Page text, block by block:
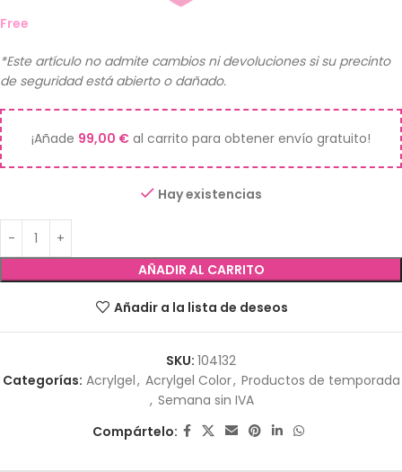
Free
*Este artículo no admite cambios ni devoluciones si su precinto
de seguridad está abierto o dañado.
¡Añade 99,00 € al carrito para obtener envío gratuito!
Hay existencias
AÑADIR AL CARRITO
Añadir a la lista de deseos
SKU: 104132
Categorías: Acrylgel, Acrylgel Color, Productos de temporada
, Semana sin IVA
Compártelo: